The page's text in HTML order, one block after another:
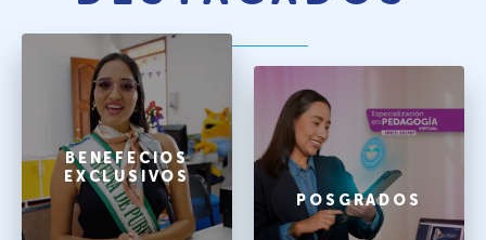
BENEFECIOS
EXCLUSIVOS
POSGRADOS